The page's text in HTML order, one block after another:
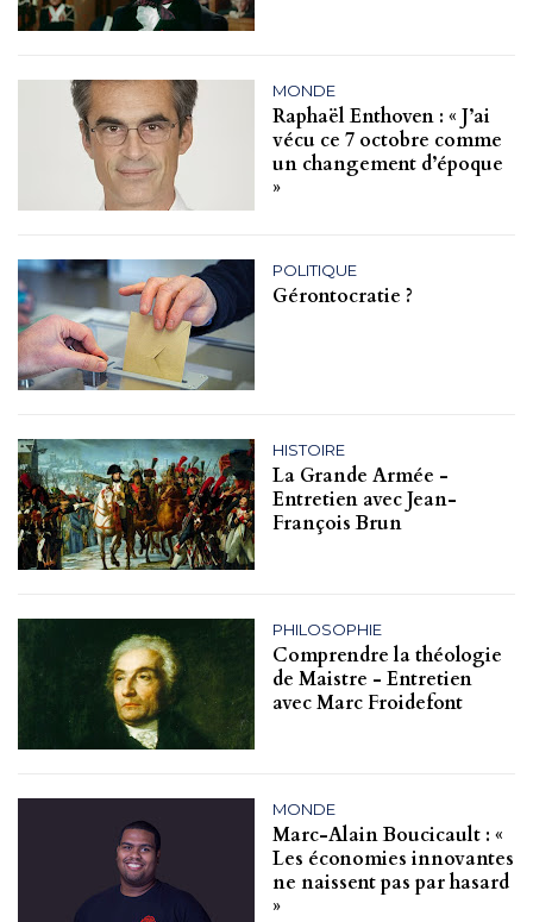
MONDE
Raphaël Enthoven : « J’ai
vécu ce 7 octobre comme
un changement d’époque
»
POLITIQUE
Gérontocratie ?
HISTOIRE
La Grande Armée -
Entretien avec Jean-
François Brun
PHILOSOPHIE
Comprendre la théologie
de Maistre - Entretien
avec Marc Froidefont
MONDE
Marc-Alain Boucicault : «
Les économies innovantes
ne naissent pas par hasard
»